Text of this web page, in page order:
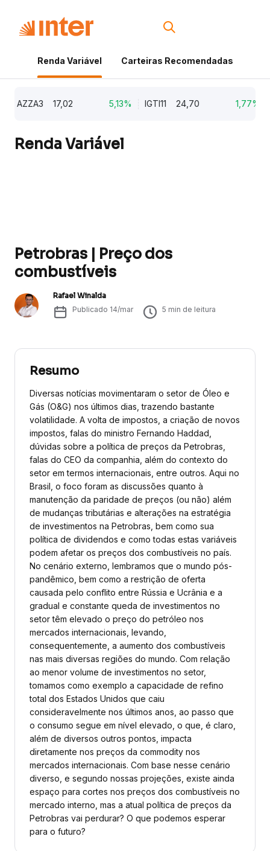
Renda Variável Carteiras Recomendadas
AZZA3 17,02 5,13% IGTI11 24,70 1,77%
Renda Variável
Petrobras | Preço dos
combustíveis
Rafael Winalda
Publicado 14/mar 5 min de leitura
Resumo
Diversas notícias movimentaram o setor de Óleo e
Gás (O&G) nos últimos dias, trazendo bastante
volatilidade. A volta de impostos, a criação de novos
impostos, falas do ministro Fernando Haddad,
dúvidas sobre a política de preços da Petrobras,
falas do CEO da companhia, além do contexto do
setor em termos internacionais, entre outros. Aqui no
Brasil, o foco foram as discussões quanto à
manutenção da paridade de preços (ou não) além
de mudanças tributárias e alterações na estratégia
de investimentos na Petrobras, bem como sua
política de dividendos e como todas estas variáveis
podem afetar os preços dos combustíveis no país.
No cenário externo, lembramos que o mundo pós-
pandêmico, bem como a restrição de oferta
causada pelo conflito entre Rússia e Ucrânia e a
gradual e constante queda de investimentos no
setor têm elevado o preço do petróleo nos
mercados internacionais, levando,
consequentemente, a aumento dos combustíveis
nas mais diversas regiões do mundo. Com relação
ao menor volume de investimentos no setor,
tomamos como exemplo a capacidade de refino
total dos Estados Unidos que caiu
consideravelmente nos últimos anos, ao passo que
o consumo segue em nível elevado, o que, é claro,
além de diversos outros pontos, impacta
diretamente nos preços da commodity nos
mercados internacionais. Com base nesse cenário
diverso, e segundo nossas projeções, existe ainda
espaço para cortes nos preços dos combustíveis no
mercado interno, mas a atual política de preços da
Petrobras vai perdurar? O que podemos esperar
para o futuro?